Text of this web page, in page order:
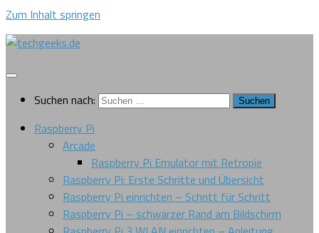
Zum Inhalt springen
Suchen nach:
Raspberry Pi
Arcade
Raspberry Pi Emulator mit Retropie
Raspberry Pi: Erste Schritte und Übersicht
Raspberry Pi einrichten – Schritt für Schritt
Raspberry Pi – schwarzer Rand am Bildschirm